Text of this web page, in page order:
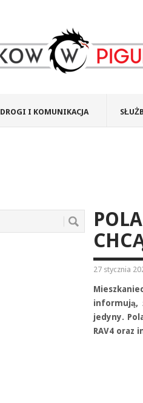
DROGI I KOMUNIKACJA
27 stycznia
informują,
jedyny.
RAV4 oraz